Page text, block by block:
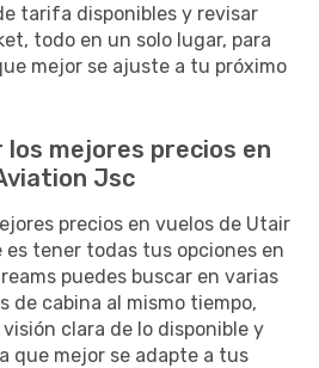
tarifa disponibles y revisar
todo en un solo lugar, para
mejor se ajuste a tu próximo
mejores precios en
Jsc
precios en vuelos de Utair
tener todas tus opciones en
puedes buscar en varias
de cabina al mismo tiempo,
clara de lo disponible y
que mejor se adapte a tus